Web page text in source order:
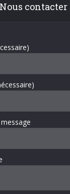
Nous contacter